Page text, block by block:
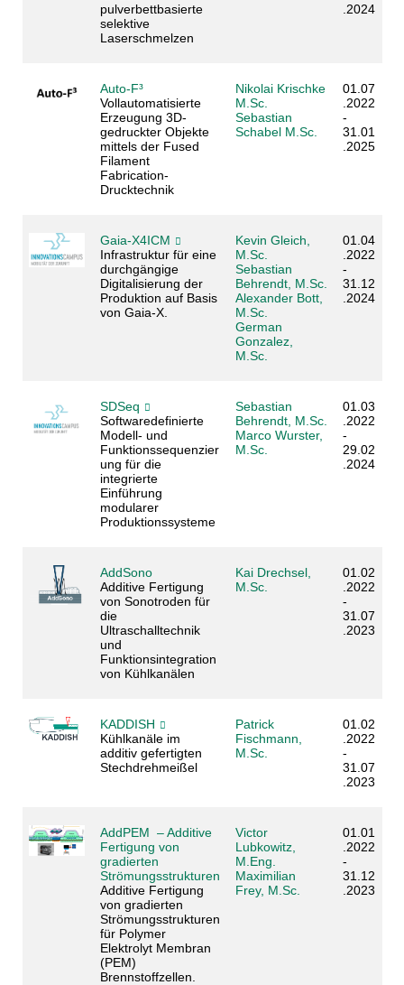
pulverbettbasierte
selektive
Laserschmelzen
.2024
Auto-F³
Vollautomatisierte
Erzeugung 3D-
gedruckter Objekte
mittels der Fused
Filament
Fabrication-
Drucktechnik
Nikolai Krischke
M.Sc.
Sebastian
Schabel M.Sc.
01.07
.2022
-
31.01
.2025
Gaia-X4ICM
Infrastruktur für eine
durchgängige
Digitalisierung der
Produktion auf Basis
von Gaia-X.
Kevin Gleich,
M.Sc.
Sebastian
Behrendt, M.Sc.
Alexander Bott,
M.Sc.
German
Gonzalez,
M.Sc.
01.04
.2022
-
31.12
.2024
SDSeq
Softwaredefinierte
Modell- und
Funktionssequenzier
ung für die
integrierte
Einführung
modularer
Produktionssysteme
Sebastian
Behrendt, M.Sc.
Marco Wurster,
M.Sc.
01.03
.2022
-
29.02
.2024
AddSono
Additive Fertigung
von Sonotroden für
die
Ultraschalltechnik
und
Funktionsintegration
von Kühlkanälen
Kai Drechsel,
M.Sc.
01.02
.2022
-
31.07
.2023
KADDISH
Kühlkanäle im
additiv gefertigten
Stechdrehmeißel
Patrick
Fischmann,
M.Sc.
01.02
.2022
-
31.07
.2023
AddPEM – Additive
Fertigung von
gradierten
Strömungsstrukturen
Additive Fertigung
von gradierten
Strömungsstrukturen
für Polymer
Elektrolyt Membran
(PEM)
Brennstoffzellen​.
Victor
Lubkowitz,
M.Eng.
Maximilian
Frey, M.Sc.
01.01
.2022
-
31.12
.2023